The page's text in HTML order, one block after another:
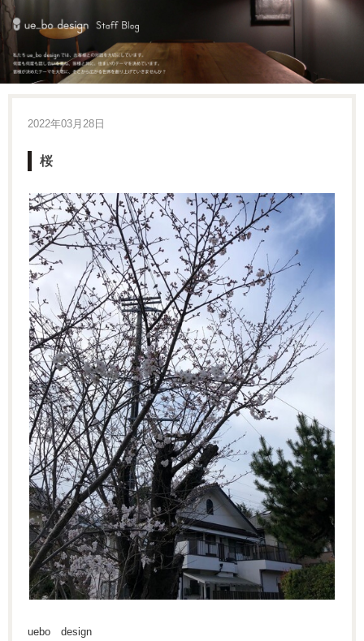
2022年03月28日
桜
uebo design